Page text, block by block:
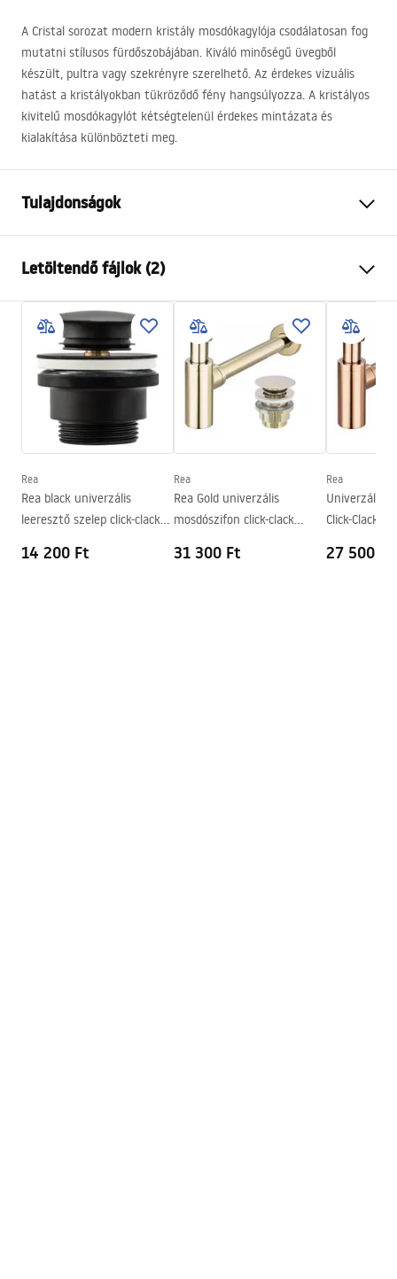
A Cristal sorozat modern kristály mosdókagylója csodálatosan fog
mutatni stílusos fürdőszobájában. Kiváló minőségű üvegből
készült, pultra vagy szekrényre szerelhető. Az érdekes vizuális
hatást a kristályokban tükröződő fény hangsúlyozza. A kristályos
kivitelű mosdókagylót kétségtelenül érdekes mintázata és
kialakítása különbözteti meg.
Tulajdonságok
Anyag
Szín
Szürke, Átlátszó
Kivitel
Fényes
Hosszúság
390mm
Szélesség
390
Magasság
Mélység
Forma
Csaptelep szerelési lyuk
Nem
Letöltendő fájlok (2)
Telepítési utasítások
Basin.pdf
Warranty_Terms_and_Conditions_Basins_-_5.pdf
Rea
Rea black univerzális
leeresztő szelep click-clack
14 200 Ft
Rea
Rea Gold univerzális
mosdószifon click-clack
31 300 Ft
Rea
Univerzális
Click-Clack
27 500 Ft